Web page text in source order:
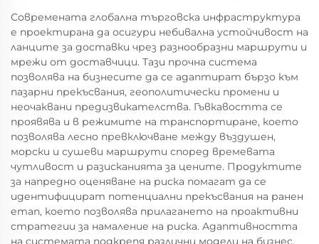
Современата глобална търговска инфраструктура
е проектирана да осигури небивална устойчивост на
ланците за доставки чрез разнообразни маршрути и
мрежи от доставчици. Тази прочна система
позволява на бизнесите да се адаптират бързо към
пазарни прекъсвания, геополитически промени и
неочаквани предизвикателства. Гъвкавостта се
проявява и в режимите на транспортиране, което
позволява лесно превключване между въздушен,
морски и сушеви маршрути според времевата
чутливост и разисканията за цените. Продуктите
за напредно оценяване на риска помагат да се
идентифицират потенциални прекъсвания на ранен
етап, което позволява прилагането на проактивни
стратегии за намаление на риска. Адаптивността
на системата подкрепя различни модели на бизнес,